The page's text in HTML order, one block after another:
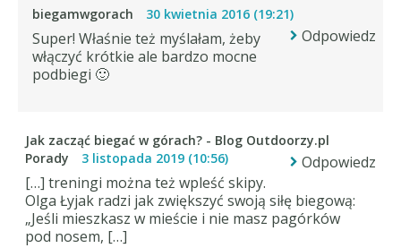
biegamwgorach 30 kwietnia 2016 (19:21)
Odpowiedz
Super! Właśnie też myślałam, żeby
włączyć krótkie ale bardzo mocne
podbiegi 🙂
Jak zacząć biegać w górach? - Blog Outdoorzy.pl
Porady
3 listopada 2019 (10:56)
Odpowiedz
[…] treningi można też wpleść skipy.
Olga Łyjak radzi jak zwiększyć swoją siłę biegową:
„Jeśli mieszkasz w mieście i nie masz pagórków
pod nosem, […]